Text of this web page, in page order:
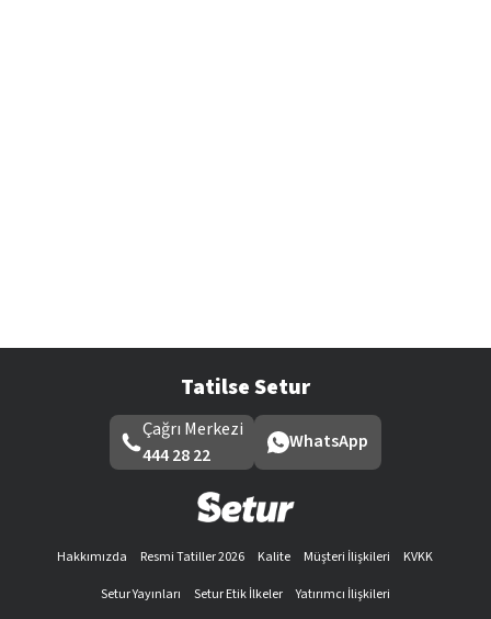
Tatilse Setur
Çağrı Merkezi
444 28 22
WhatsApp
Hakkımızda Resmi Tatiller 2026 Kalite Müşteri İlişkileri
KVKK
Setur Yayınları
Setur Etik İlkeler
Yatırımcı İlişkileri